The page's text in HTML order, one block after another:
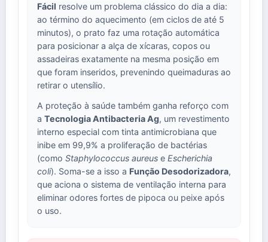
Fácil resolve um problema clássico do dia a dia:
ao término do aquecimento (em ciclos de até 5
minutos), o prato faz uma rotação automática
para posicionar a alça de xícaras, copos ou
assadeiras exatamente na mesma posição em
que foram inseridos, prevenindo queimaduras ao
retirar o utensílio.
A proteção à saúde também ganha reforço com
a Tecnologia Antibacteria Ag, um revestimento
interno especial com tinta antimicrobiana que
inibe em 99,9% a proliferação de bactérias
(como Staphylococcus aureus e Escherichia
coli). Soma-se a isso a Função Desodorizadora,
que aciona o sistema de ventilação interna para
eliminar odores fortes de pipoca ou peixe após
o uso.